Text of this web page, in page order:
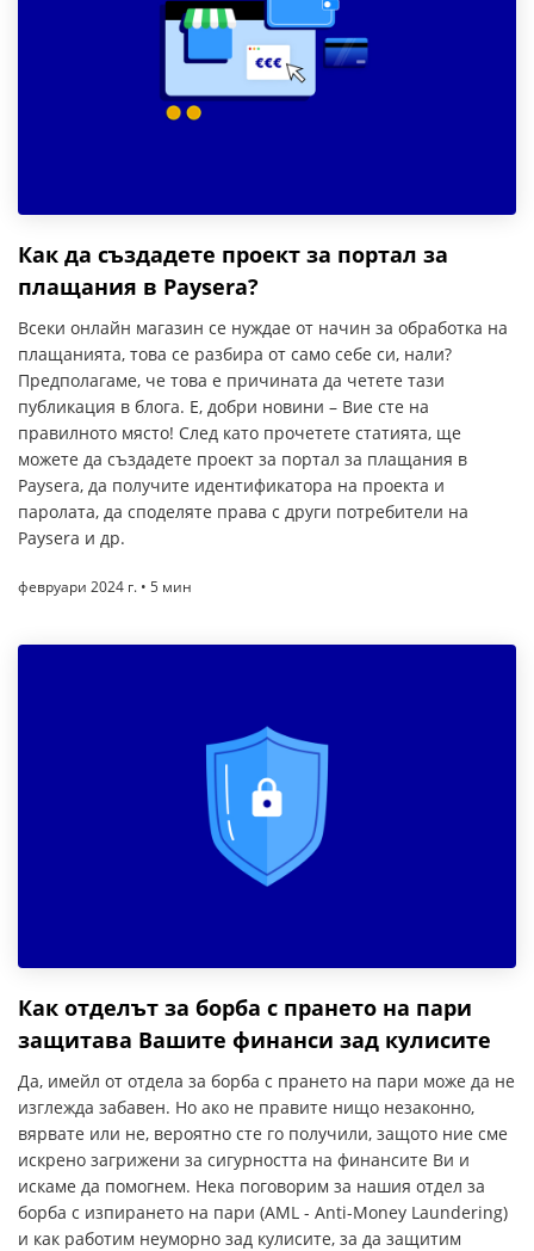
Как да създадете проект за портал за
плащания в Paysera?
Всеки онлайн магазин се нуждае от начин за обработка на
плащанията, това се разбира от само себе си, нали?
Предполагаме, че това е причината да четете тази
публикация в блога. Е, добри новини – Вие сте на
правилното място! След като прочетете статията, ще
можете да създадете проект за портал за плащания в
Paysera, да получите идентификатора на проекта и
паролата, да споделяте права с други потребители на
Paysera и др.
февруари 2024 г. • 5 мин
Как отделът за борба с прането на пари
защитава Вашите финанси зад кулисите
Да, имейл от отдела за борба с прането на пари може да не
изглежда забавен. Но ако не правите нищо незаконно,
вярвате или не, вероятно сте го получили, защото ние сме
искрено загрижени за сигурността на финансите Ви и
искаме да помогнем. Нека поговорим за нашия отдел за
борба с изпирането на пари (AML - Anti-Money Laundering)
и как работим неуморно зад кулисите, за да защитим